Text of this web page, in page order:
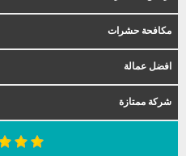
مكافحة حشرات
افضل عمالة
شركة ممتازة